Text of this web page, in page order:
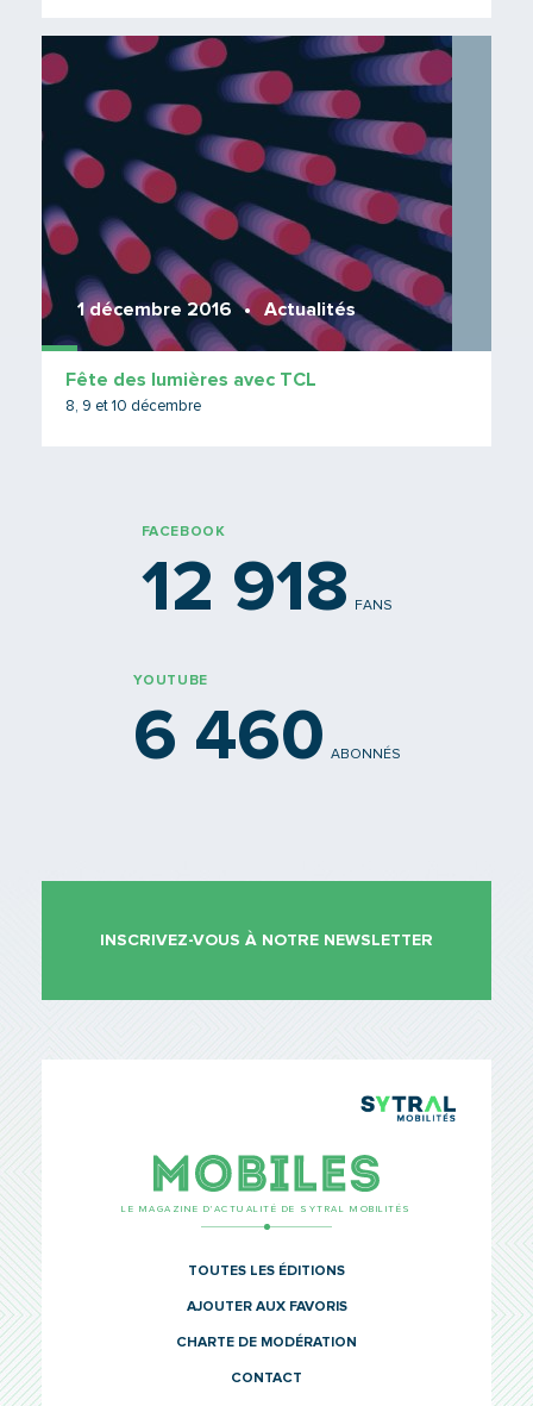
1 décembre 2016 Actualités
Fête des lumières avec TCL
8, 9 et 10 décembre
FACEBOOK
12 918 FANS
YOUTUBE
6 460 ABONNÉS
INSCRIVEZ-VOUS À NOTRE NEWSLETTER
LE MAGAZINE D’ACTUALITÉ DE SYTRAL MOBILITÉS
TOUTES LES ÉDITIONS
AJOUTER AUX FAVORIS
CHARTE DE MODÉRATION
CONTACT